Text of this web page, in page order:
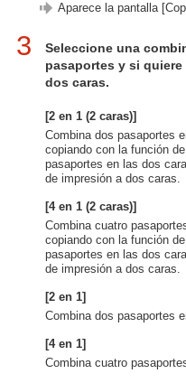
Aparece la pantalla
3
Seleccione una
pasaportes y si
dos caras.
[2 en 1 (2 caras)]
Combina dos pasaportes
copiando con la función
pasaportes en las dos
de impresión a dos caras.
[4 en 1 (2 caras)]
Combina cuatro
copiando con la función
pasaportes en las dos
de impresión a dos caras.
[2 en 1]
Combina dos pasaportes
[4 en 1]
Combina cuatro